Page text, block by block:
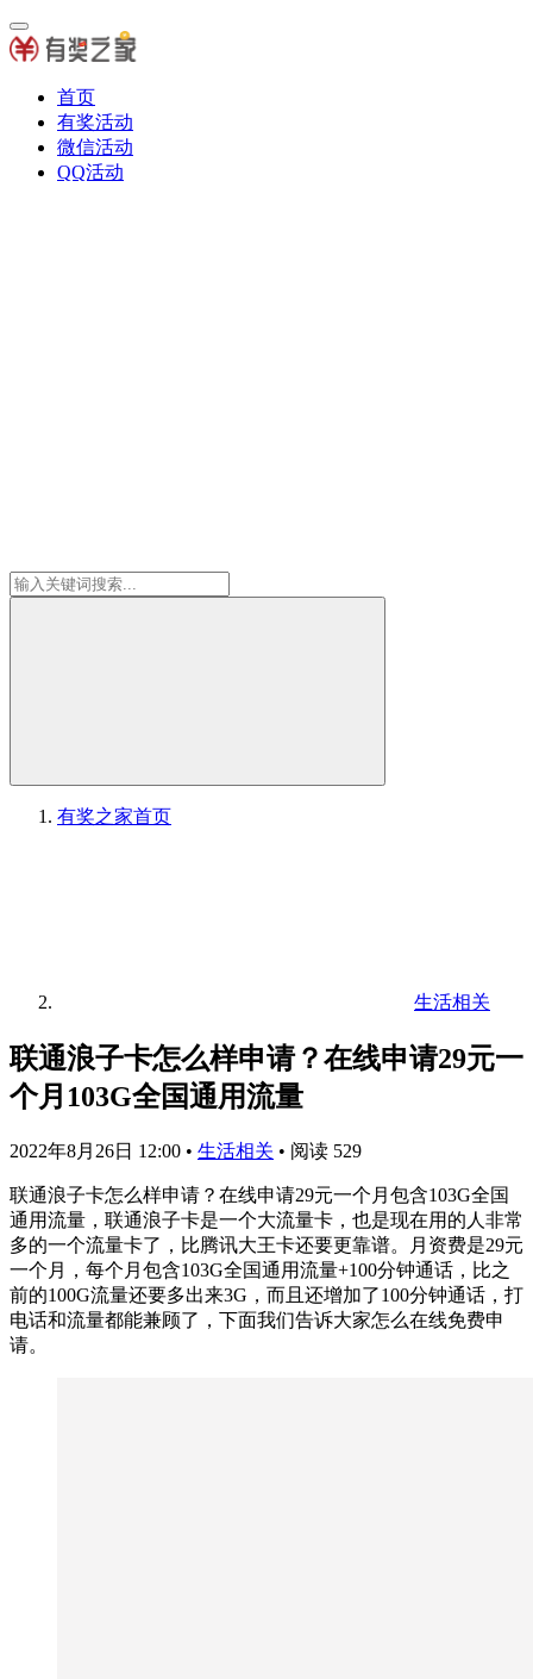
首页
有奖活动
微信活动
QQ活动
有奖之家首页
生活相关
联通浪子卡怎么样申请？在线申请29元一
个月103G全国通用流量
2022年8月26日 12:00 • 生活相关 • 阅读 529
联通浪子卡怎么样申请？在线申请29元一个月包含103G全国
通用流量，联通浪子卡是一个大流量卡，也是现在用的人非常
多的一个流量卡了，比腾讯大王卡还要更靠谱。月资费是29元
一个月，每个月包含103G全国通用流量+100分钟通话，比之
前的100G流量还要多出来3G，而且还增加了100分钟通话，打
电话和流量都能兼顾了，下面我们告诉大家怎么在线免费申
请。